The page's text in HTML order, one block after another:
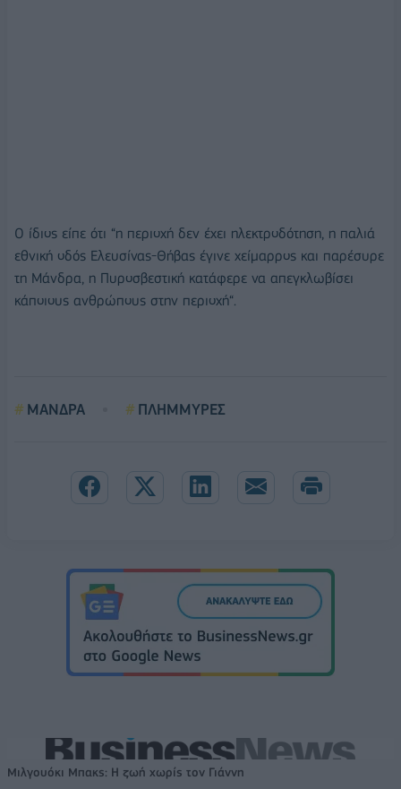
Ο ίδιος είπε ότι “η περιοχή δεν έχει ηλεκτροδότηση, η παλιά
εθνική οδός Ελευσίνας-Θήβας έγινε χείμαρρος και παρέσυρε
τη Μάνδρα, η Πυροσβεστική κατάφερε να απεγκλωβίσει
κάποιους ανθρώπους στην περιοχή“.
ΜΑΝΔΡΑ ΠΛΗΜΜΥΡΕΣ
Μιλγουόκι Μπακς: Η ζωή χωρίς τον Γιάννη